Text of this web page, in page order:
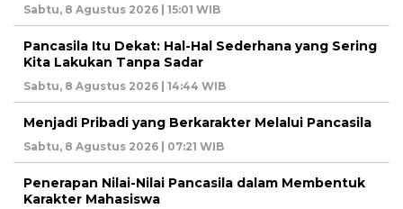
Sabtu, 8 Agustus 2026 | 15:01 WIB
Pancasila Itu Dekat: Hal-Hal Sederhana yang Sering
Kita Lakukan Tanpa Sadar
Sabtu, 8 Agustus 2026 | 14:44 WIB
Menjadi Pribadi yang Berkarakter Melalui Pancasila
Sabtu, 8 Agustus 2026 | 07:21 WIB
Penerapan Nilai-Nilai Pancasila dalam Membentuk
Karakter Mahasiswa